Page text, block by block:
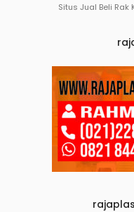
Situs Jual Beli Rak